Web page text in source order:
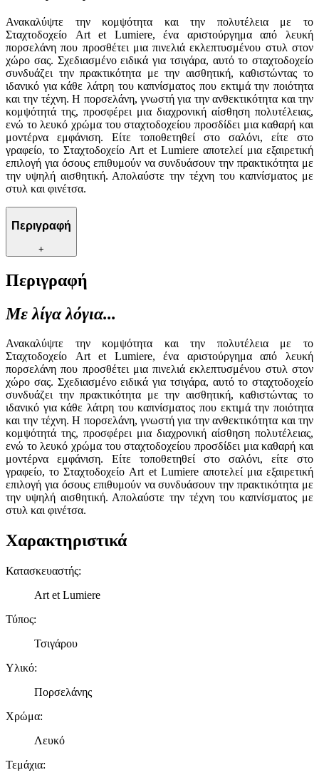
Ανακαλύψτε την κομψότητα και την πολυτέλεια με το
Σταχτοδοχείο Art et Lumiere, ένα αριστούργημα από λευκή
πορσελάνη που προσθέτει μια πινελιά εκλεπτυσμένου στυλ στον
χώρο σας. Σχεδιασμένο ειδικά για τσιγάρα, αυτό το σταχτοδοχείο
συνδυάζει την πρακτικότητα με την αισθητική, καθιστώντας το
ιδανικό για κάθε λάτρη του καπνίσματος που εκτιμά την ποιότητα
και την τέχνη. Η πορσελάνη, γνωστή για την ανθεκτικότητα και την
κομψότητά της, προσφέρει μια διαχρονική αίσθηση πολυτέλειας,
ενώ το λευκό χρώμα του σταχτοδοχείου προσδίδει μια καθαρή και
μοντέρνα εμφάνιση. Είτε τοποθετηθεί στο σαλόνι, είτε στο
γραφείο, το Σταχτοδοχείο Art et Lumiere αποτελεί μια εξαιρετική
επιλογή για όσους επιθυμούν να συνδυάσουν την πρακτικότητα με
την υψηλή αισθητική. Απολαύστε την τέχνη του καπνίσματος με
στυλ και φινέτσα.
Περιγραφή
+
Περιγραφή
Με λίγα λόγια...
Ανακαλύψτε την κομψότητα και την πολυτέλεια με το
Σταχτοδοχείο Art et Lumiere, ένα αριστούργημα από λευκή
πορσελάνη που προσθέτει μια πινελιά εκλεπτυσμένου στυλ στον
χώρο σας. Σχεδιασμένο ειδικά για τσιγάρα, αυτό το σταχτοδοχείο
συνδυάζει την πρακτικότητα με την αισθητική, καθιστώντας το
ιδανικό για κάθε λάτρη του καπνίσματος που εκτιμά την ποιότητα
και την τέχνη. Η πορσελάνη, γνωστή για την ανθεκτικότητα και την
κομψότητά της, προσφέρει μια διαχρονική αίσθηση πολυτέλειας,
ενώ το λευκό χρώμα του σταχτοδοχείου προσδίδει μια καθαρή και
μοντέρνα εμφάνιση. Είτε τοποθετηθεί στο σαλόνι, είτε στο
γραφείο, το Σταχτοδοχείο Art et Lumiere αποτελεί μια εξαιρετική
επιλογή για όσους επιθυμούν να συνδυάσουν την πρακτικότητα με
την υψηλή αισθητική. Απολαύστε την τέχνη του καπνίσματος με
στυλ και φινέτσα.
Χαρακτηριστικά
Κατασκευαστής:
Art et Lumiere
Τύπος:
Τσιγάρου
Υλικό:
Πορσελάνης
Χρώμα:
Λευκό
Τεμάχια: